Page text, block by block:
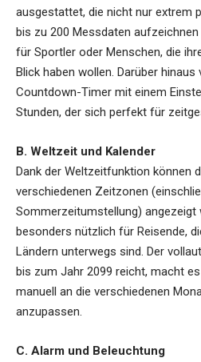
ausgestattet, die nicht nur extrem
bis zu 200 Messdaten
für Sportler oder Menschen, die
Blick haben wollen. Darüber
Countdown-Timer mit einem
Stunden, der sich perfekt für
B. Weltzeit und Kalender
Dank der Weltzeitfunktion können
verschiedenen Zeitzonen
Sommerzeitumstellung) angezeigt
besonders nützlich für Reisende,
Ländern unterwegs sind. Der
bis zum Jahr 2099 reicht, macht
manuell an die verschiedenen
anzupassen.
C. Alarm und Beleuchtung